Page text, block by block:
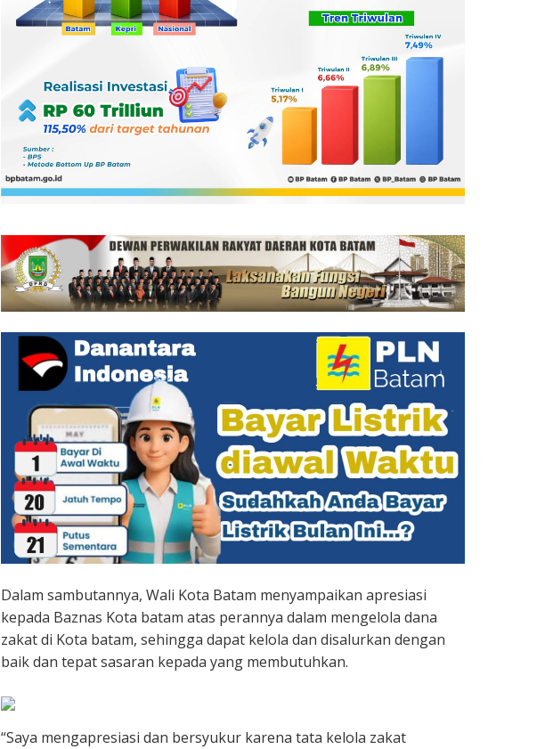
Dalam sambutannya, Wali Kota Batam menyampaikan apresiasi
kepada Baznas Kota batam atas perannya dalam mengelola dana
zakat di Kota batam, sehingga dapat kelola dan disalurkan dengan
baik dan tepat sasaran kepada yang membutuhkan.
“Saya mengapresiasi dan bersyukur karena tata kelola zakat